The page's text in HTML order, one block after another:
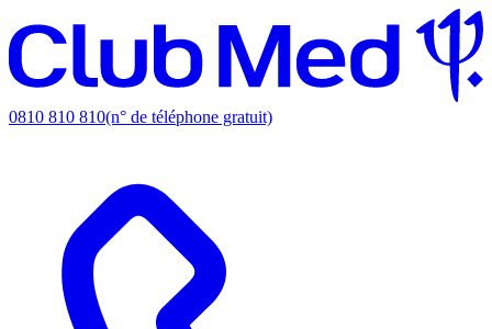
0810 810 810(n° de téléphone gratuit)